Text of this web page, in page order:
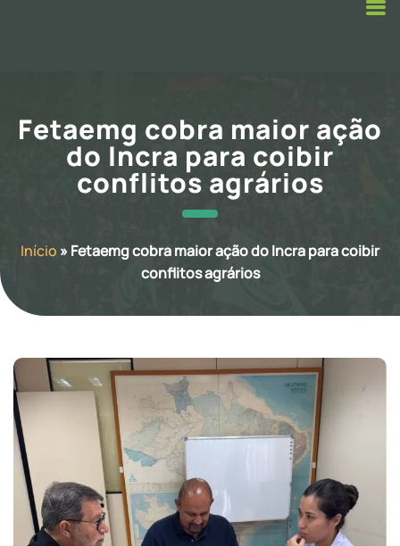
Fetaemg cobra maior ação
do Incra para coibir
conflitos agrários
Início »Fetaemg cobra maior ação do Incra para coibir
conflitos agrários